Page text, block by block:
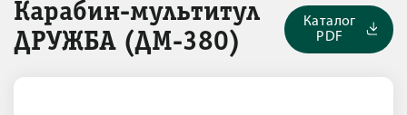
Карабин-мультитул
ДРУЖБА (ДМ-380)
Каталог
PDF